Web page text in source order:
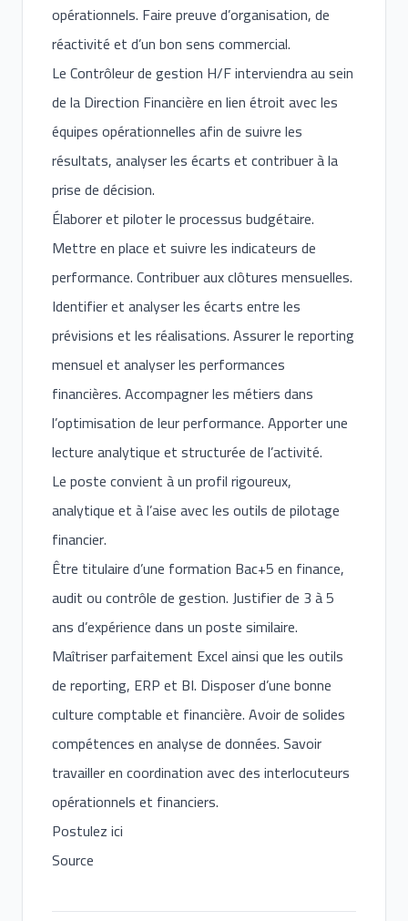
opérationnels. Faire preuve d’organisation, de
réactivité et d’un bon sens commercial.
Le Contrôleur de gestion H/F interviendra au sein
de la Direction Financière en lien étroit avec les
équipes opérationnelles afin de suivre les
résultats, analyser les écarts et contribuer à la
prise de décision.
Élaborer et piloter le processus budgétaire.
Mettre en place et suivre les indicateurs de
performance. Contribuer aux clôtures mensuelles.
Identifier et analyser les écarts entre les
prévisions et les réalisations. Assurer le reporting
mensuel et analyser les performances
financières. Accompagner les métiers dans
l’optimisation de leur performance. Apporter une
lecture analytique et structurée de l’activité.
Le poste convient à un profil rigoureux,
analytique et à l’aise avec les outils de pilotage
financier.
Être titulaire d’une formation Bac+5 en finance,
audit ou contrôle de gestion. Justifier de 3 à 5
ans d’expérience dans un poste similaire.
Maîtriser parfaitement Excel ainsi que les outils
de reporting, ERP et BI. Disposer d’une bonne
culture comptable et financière. Avoir de solides
compétences en analyse de données. Savoir
travailler en coordination avec des interlocuteurs
opérationnels et financiers.
Postulez ici
Source